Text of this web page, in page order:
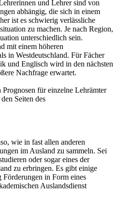
und Lehrer sind von
abhängig, die sich in einem
ist es schwierig verlässliche
zu machen. Je nach Region,
unterschiedlich sein.
mit einem höheren
in Westdeutschland. Für Fächer
und Englisch wird in den nächsten
Nachfrage erwartet.
für einzelne Lehrämter
Seiten des
wie in fast allen anderen
im Ausland zu sammeln. Sei
oder sogar eines der
zu erbringen. Es gibt einige
in Form eines
Auslandsdienst